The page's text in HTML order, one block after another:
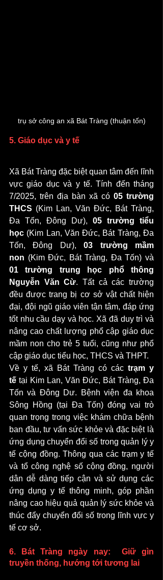
trụ sở công an xã Bát Tràng (thuận tốn)
5. Giáo dục và y tế
Xã Bát Tràng đặc biệt quan tâm đến lĩnh
vực giáo dục và y tế. Tính đến tháng
7/2025, trên địa bàn xã có 05 trường
THCS (Kim Lan, Văn Đức, Bát Tràng,
Đa Tốn, Đông Dư), 05 trường tiểu
học (Kim Lan, Văn Đức, Bát Tràng, Đa
Tốn, Đông Dư), 03 trường mầm
non
01 trường trung học phổ thông
Nguyễn Văn Cừ. Tất cả các trường
đều được trang bị cơ sở vật chất hiện
đại, đội ngũ giáo viên tận tâm, đáp ứng
tốt nhu cầu dạy và học. Xã đã duy trì và
nâng cao chất lượng phổ cập giáo dục
mầm non cho trẻ 5 tuổi, cũng như phổ
cập giáo dục tiểu học, THCS và THPT.
Về y tế, xã Bát Tràng có các trạm y
tế tại Kim Lan, Văn Đức, Bát Tràng, Đa
Tốn và Đông Dư. Bệnh viện đa khoa
Sông Hồng (tại Đa Tốn) đóng vai trò
quan trọng trong việc khám chữa bệnh
ban đầu, tư vấn sức khỏe và đặc biệt là
ứng dụng chuyển đổi số trong quản lý y
tế cộng đồng. Thông qua các trạm y tế
và tổ công nghệ số cộng đồng, người
dân dễ dàng tiếp cận và sử dụng các
ứng dụng y tế thông minh, góp phần
nâng cao hiệu quả quản lý sức khỏe và
thúc đẩy chuyển đổi số trong lĩnh vực y
tế cơ sở.
6. Bát Tràng ngày nay:  Giữ gìn
truyền thống, hướng tới tương lai